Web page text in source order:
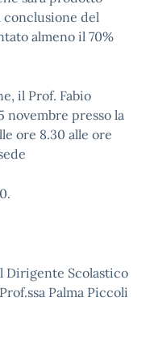
del
almeno il 70%
il Prof. Fabio
novembre presso la
ore 8.30 alle ore
Dirigente Scolastico
Palma Piccoli